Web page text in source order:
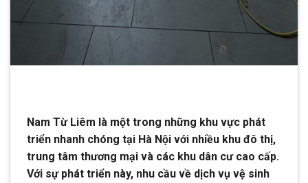
Nam Từ Liêm là một trong những khu vực phát
triển nhanh chóng tại Hà Nội với nhiều khu đô thị,
trung tâm thương mại và các khu dân cư cao cấp.
Với sự phát triển này, nhu cầu về dịch vụ vệ sinh